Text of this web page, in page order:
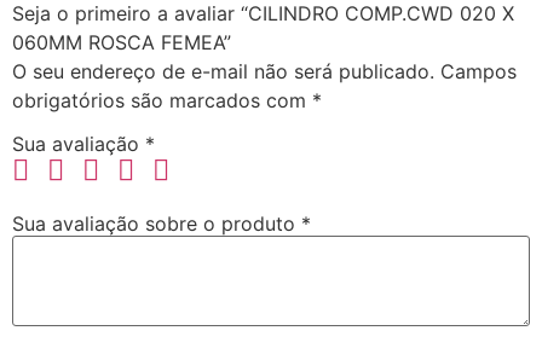
Seja o primeiro a avaliar “CILINDRO COMP.CWD 020 X
060MM ROSCA FEMEA”
O seu endereço de e-mail não será publicado. Campos
obrigatórios são marcados com *
Sua avaliação *
Sua avaliação sobre o produto *